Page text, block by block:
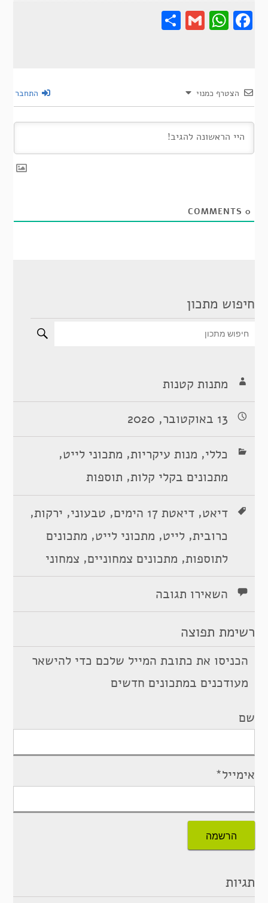
Gmail
Share
הצטרף כמנוי התחבר
0
חיפוש מתכון
מתנות קטנות
13 באוקטובר, 2020
כללי, מנות עיקריות, מתכוני לייט,
מתכונים בקלי קלות, תוספות
דיאט,דיאטת 17 הימים , טבעוני, ירקות,
כרובית,לייט, מתכוני לייט, מתכונים
לתוספות, מתכונים צמחוניים, צמחוני
השאירו תגובה
רשימת תפוצה
הכניסו את כתובת המייל שלכם כדי להישאר
מעודכנים במתכונים חדשים
שם
אימייל*
תגיות